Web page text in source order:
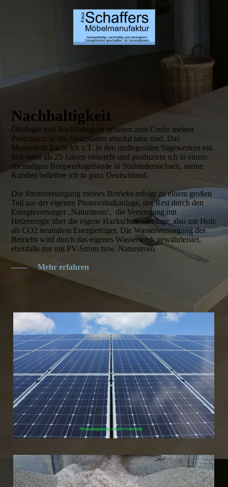
Nachhaltigkeit
Ökologie und Nachhaltigkeit gehören zum Credo meiner
Produktion in der Spanplatten absolut tabu sind. Das
Massivholz kaufe ich z.T. in den umliegenden Sägewerken ein.
Seit mehr als 25 Jahren entwerfe und produziere ich in einem
ehemaligen Bergwerksgebäude in Südniedersachsen, meine
Kunden beliefere ich in ganz Deutschland.
Die Stromversorgung meines Betriebs erfolgt zu einem großen
Teil aus der eigenen Photovoltaikanlage, der Rest durch den
Energieversorger ‚Naturstrom‘, die Versorgung mit
Heizenergie über die eigene Hackschnitzelanlage, also mit Holz
als CO2 neutralem Energieträger. Die Wasserversorgung des
Betriebs wird durch das eigenes Wasserwerk gewährleistet,
ebenfalls nur mit PV-Strom bzw. Naturstrom.
——Mehr erfahren